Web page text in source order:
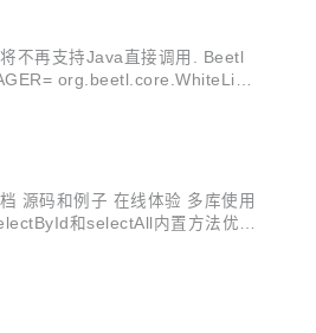
不再支持Java直接调用. Beetl
org.beetl.core.WhiteList
源码和例子 在线体验 多库使用
和selectAll内置方法优